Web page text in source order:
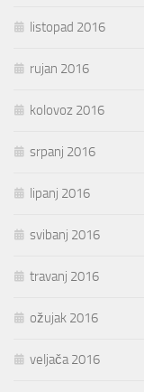
listopad 2016
rujan 2016
kolovoz 2016
srpanj 2016
lipanj 2016
svibanj 2016
travanj 2016
ožujak 2016
veljača 2016